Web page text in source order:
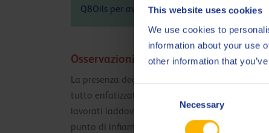
This website uses cookies
We use cookies to
information about your use
other information that
Necessary
Q8Oils per avere maggiori informazioni
Osservazioni
La presenza degli additivi anti stick-slip fa in
tutto enfatizzato dalla particolare polarità ed
lavorati laddove destinato al taglio. Q8 Bach
punto di infiammabilità danno al prodotto un